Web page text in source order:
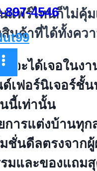
897-4546
แฟร์ไหนก็ไม่คุ้
นค้าที่ได้ทั้งคว
จะได้เจอในงา
เฟอร์นิเจอร์ชั้
นี้เท่านั้น
การแต่งบ้านทุ
ชั่นดีลตรงจาก
มและของแถม